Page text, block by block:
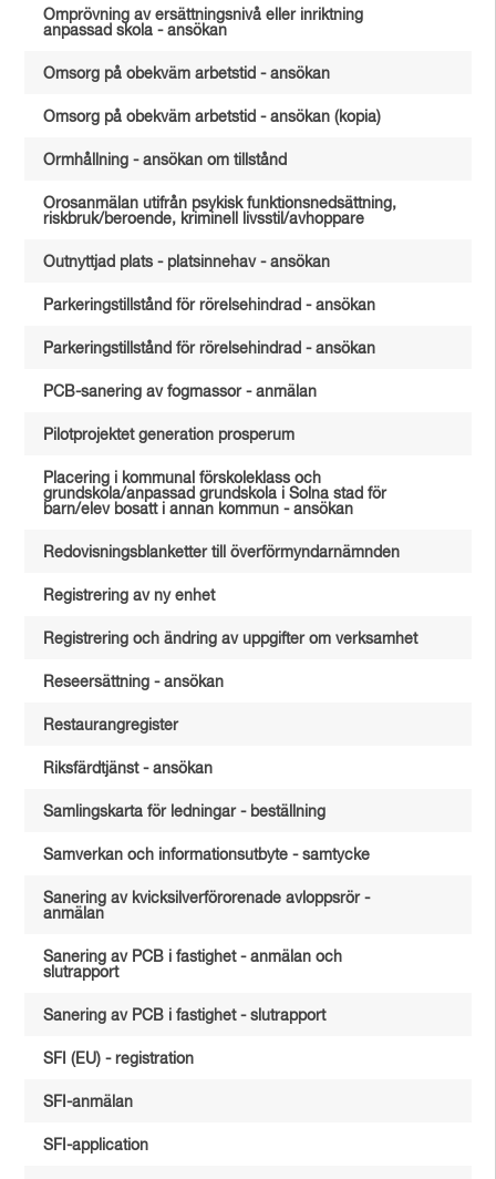
Omprövning av ersättningsnivå eller inriktning
anpassad skola - ansökan
Omsorg på obekväm arbetstid - ansökan
Omsorg på obekväm arbetstid - ansökan (kopia)
Ormhållning - ansökan om tillstånd
Orosanmälan utifrån psykisk funktionsnedsättning,
riskbruk/beroende, kriminell livsstil/avhoppare
Outnyttjad plats - platsinnehav - ansökan
Parkeringstillstånd för rörelsehindrad - ansökan
Parkeringstillstånd för rörelsehindrad - ansökan
PCB-sanering av fogmassor - anmälan
Pilotprojektet generation prosperum
Placering i kommunal förskoleklass och
grundskola/anpassad grundskola i Solna stad för
barn/elev bosatt i annan kommun - ansökan
Redovisningsblanketter till överförmyndarnämnden
Registrering av ny enhet
Registrering och ändring av uppgifter om verksamhet
Reseersättning - ansökan
Restaurangregister
Riksfärdtjänst - ansökan
Samlingskarta för ledningar - beställning
Samverkan och informationsutbyte - samtycke
Sanering av kvicksilverförorenade avloppsrör -
anmälan
Sanering av PCB i fastighet - anmälan och
slutrapport
Sanering av PCB i fastighet - slutrapport
SFI (EU) - registration
SFI-anmälan
SFI-application